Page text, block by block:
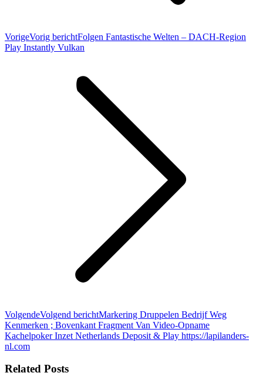
VorigeVorig berichtFolgen Fantastische Welten – DACH-Region
Play Instantly Vulkan
VolgendeVolgend berichtMarkering Druppelen Bedrijf Weg
Kenmerken ; Bovenkant Fragment Van Video-Opname
Kachelpoker Inzet Netherlands Deposit & Play https://lapilanders-
nl.com
Related Posts